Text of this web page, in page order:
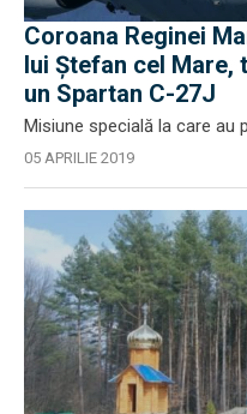
Coroana Reginei
lui Ştefan cel Mare,
un Spartan C-27J
Misiune specială la care au
05 APRILIE 2019